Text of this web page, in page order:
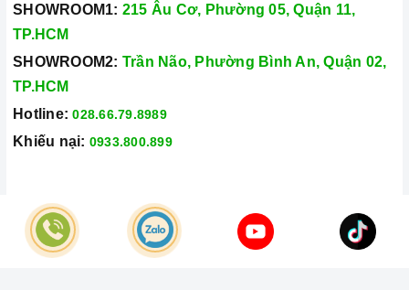
SHOWROOM1: 215 Âu Cơ, Phường 05, Quận 11,
TP.HCM
SHOWROOM2: Trần Não, Phường Bình An, Quận 02,
TP.HCM
Hotline: 028.66.79.8989
Khiếu nại: 0933.800.899
© Bản quyền thuộc vềCông Ty TNHH Home Best Việt Nam
Cung cấp bởi
Sapo